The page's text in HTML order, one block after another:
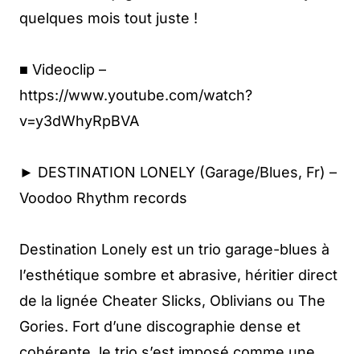
quelques mois tout juste !
■ Videoclip –
https://www.youtube.com/watch?
v=y3dWhyRpBVA
► DESTINATION LONELY (Garage/Blues, Fr) –
Voodoo Rhythm records
Destination Lonely est un trio garage-blues à
l’esthétique sombre et abrasive, héritier direct
de la lignée Cheater Slicks, Oblivians ou The
Gories. Fort d’une discographie dense et